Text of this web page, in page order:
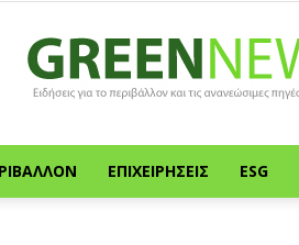
Green
ΕΠΙΧΕΙΡΉΣΕΙΣ ESG